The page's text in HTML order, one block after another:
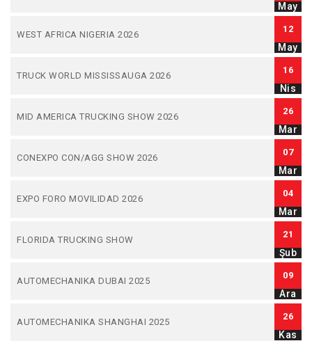
May
WEST AFRICA NIGERIA 2026
12
May
TRUCK WORLD MISSISSAUGA 2026
16
Nis
MID AMERICA TRUCKING SHOW 2026
26
Mar
CONEXPO CON/AGG SHOW 2026
07
Mar
EXPO FORO MOVILIDAD 2026
04
Mar
FLORIDA TRUCKING SHOW
21
Şub
AUTOMECHANIKA DUBAI 2025
09
Ara
AUTOMECHANIKA SHANGHAI 2025
26
Kas